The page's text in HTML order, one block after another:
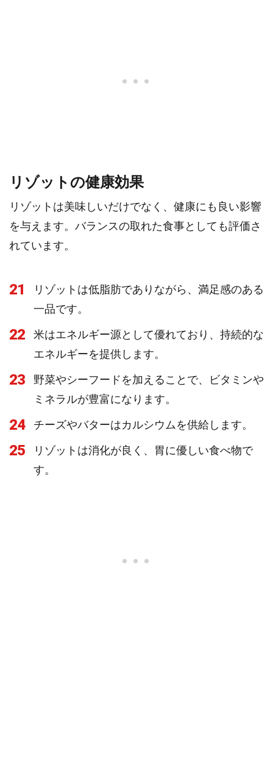
リゾットの健康効果
リゾットは美味しいだけでなく、健康にも良い影響
を与えます。バランスの取れた食事としても評価さ
れています。
21
リゾットは低脂肪でありながら、満足感のある
一品です。
22
米はエネルギー源として優れており、持続的な
エネルギーを提供します。
23
野菜やシーフードを加えることで、ビタミンや
ミネラルが豊富になります。
24 チーズやバターはカルシウムを供給します。
25
リゾットは消化が良く、胃に優しい食べ物で
す。